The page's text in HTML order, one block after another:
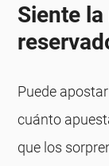
Siente
Puede
cuánto
que los